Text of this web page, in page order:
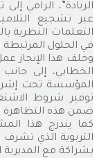
الريادة”، الرامي
عبر تشجيع
التعلمات النظرية
في الحلول المرتبطة
وخلف هذا الإنجاز
الخطابي، إلى جانب
المؤسسة تحت
توفير شروط
ضمن هذه التظاهرة
كما يندرج هذا
التربوية الذي
بشراكة مع المديرية